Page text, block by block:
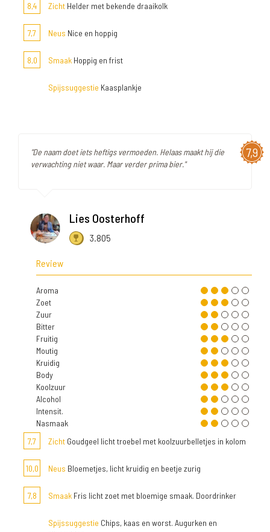
8,4
Zicht Helder met bekende draaikolk
7,7 Neus Nice en hoppig
8,0 Smaak Hoppig en frist
Spijssuggestie Kaasplankje
7,9
"De naam doet iets heftigs vermoeden. Helaas maakt hij die
verwachting niet waar. Maar verder prima bier."
Lies Oosterhoff
3.805
Review
Aroma
Zoet
Zuur
Bitter
Fruitig
Moutig
Kruidig
Body
Koolzuur
Alcohol
Intensit.
Nasmaak
7,7
Zicht Goudgeel licht troebel met koolzuurbelletjes in kolom
10,0 Neus Bloemetjes, licht kruidig en beetje zurig
7,8 Smaak Fris licht zoet met bloemige smaak. Doordrinker
Spijssuggestie Chips, kaas en worst. Augurken en